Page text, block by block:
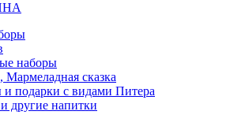
наборы
сказка
подарки с видами Питера
другие напитки